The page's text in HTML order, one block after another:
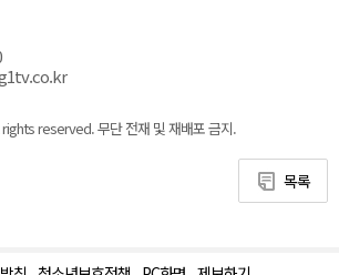
reserved. 무단 전재 및 재배포 금지.
목록